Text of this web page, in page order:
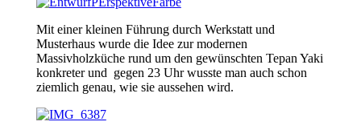
Mit einer kleinen Führung durch Werkstatt und
Musterhaus wurde die Idee zur modernen
Massivholzküche rund um den gewünschten Tepan Yaki
konkreter und gegen 23 Uhr wusste man auch schon
ziemlich genau, wie sie aussehen wird.